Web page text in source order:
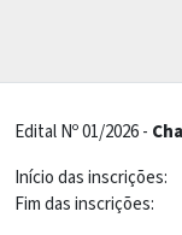
Edital Nº 01/2026 -
Início das inscrições:
Fim das inscrições: